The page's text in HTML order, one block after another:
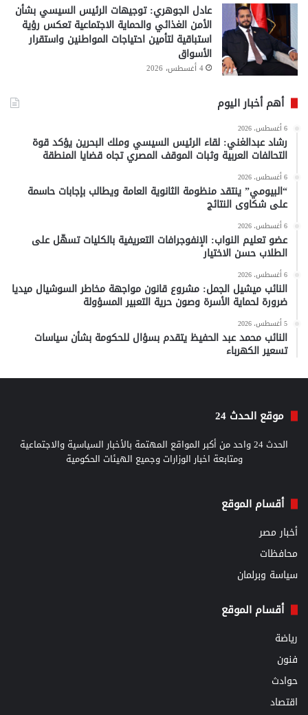
عادل الجوهري: توجيهات الرئيس السيسي بشأن
الأمن الغذائي والحماية الاجتماعية تعكس رؤية
استباقية لتأمين احتياجات المواطنين واستقرار
الأسواق
4 أغسطس، 2026
أهم أخبار اليوم
6 أغسطس، 2026
رشاد عبدالغني: لقاء الرئيس السيسي وملك البحرين يؤكد قوة
التحالفات العربية وثبات الموقف المصري تجاه قضايا المنطقة
6 أغسطس، 2026
“البيومي” ينتقد منظومة الثانوية العامة ويطالب بإجابات حاسمة
على شكاوى النتائج
6 أغسطس، 2026
عضو تعليم النواب: الإنفوجرافات التعريفية بالكليات تسهّل على
الطلاب حسن الاختيار
6 أغسطس، 2026
النائب ميشيل الجمل: مشروع قانون مواجهة مخاطر السوشيال ميديا
ضرورة لحماية الأسرة وصون حرية التعبير المسؤولة
5 أغسطس، 2026
النائب محمد عبد الحفيظ يتقدم بسؤال للحكومة بشأن سياسات
تسعير الكهرباء
موقع الحدث 24
الحدث 24 واحد من أكبر المواقع المهتمة بالأخبار السياسية والاجتماعية
ومتابعة اخبار الوزارات وجميع الهيئات الحكومية
أقسام الموقع
أخبار مصر
محافظات
سياسة وبرلمان
أقسام الموقع
رياضة
فنون
حوادث
اقتصاد